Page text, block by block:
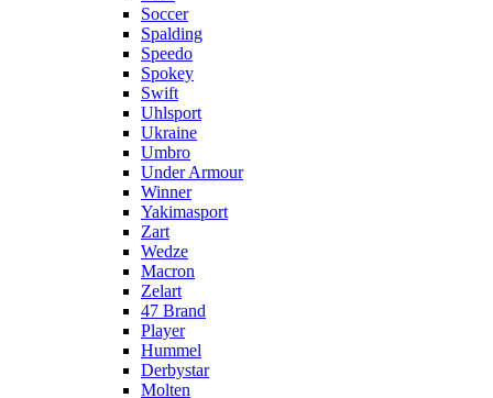
Soccer
Spalding
Speedo
Spokey
Swift
Uhlsport
Ukraine
Umbro
Under Armour
Winner
Yakimasport
Zart
Wedze
Macron
Zelart
47 Brand
Player
Hummel
Derbystar
Molten